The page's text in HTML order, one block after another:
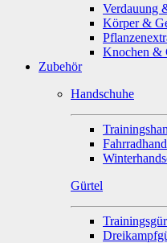
Verdauung
Körper &
Knochen &
Zubehör
Handschuhe
Gürtel